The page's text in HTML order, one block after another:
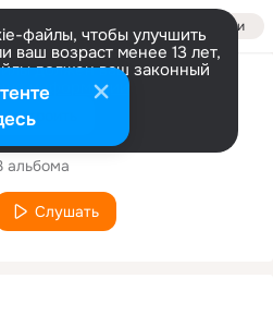
Войти
файлы, чтобы улучшить
ваш возраст менее 13 лет,
должен ваш законный
информации
Настроить
4000
альбома
Слушать